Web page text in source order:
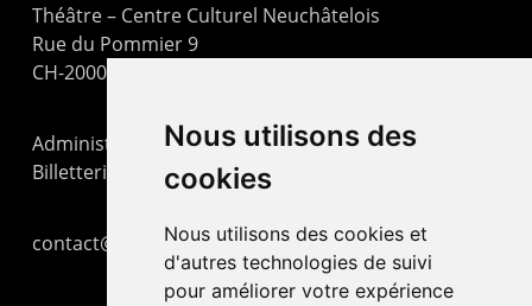
Nous utilisons des
cookies
Nous utilisons des cookies et
d'autres technologies de suivi
pour améliorer votre expérience
Théâtre – Centre Culturel Neuchâtelois
Rue du Pommier 9
CH-2000 Neuchâtel
Administration : +41 32 725 03 03
Billetterie : +41 32 725 05 05
contact@lepommier.ch